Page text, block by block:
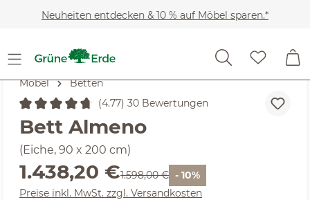
Zum Hauptinhalt springen
Neuheiten entdecken & 10 % auf Möbel sparen.*
Möbel Betten
Durchschnittliche Bewertung von 4.77 von 5 Sternen
(4.77) 30 Bewertungen
Bett Almeno
(Eiche, 90 x 200 cm)
Verkaufspreis:
1.438,20 €Regulärer Preis:
1.598,00 € - 10%
Preise inkl. MwSt. zzgl. Versandkosten